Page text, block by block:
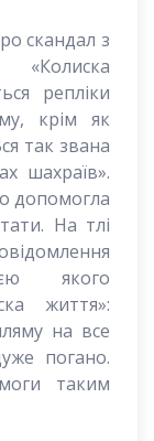
скандал з
«Колиска
репліки
крім як
так звана
шахраїв».
допомогла
На тлі
якого
життя»:
на все
погано.
таким